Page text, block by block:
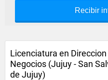
Recibir
Licenciatura en Direccion
Negocios (Jujuy - San
de Jujuy)